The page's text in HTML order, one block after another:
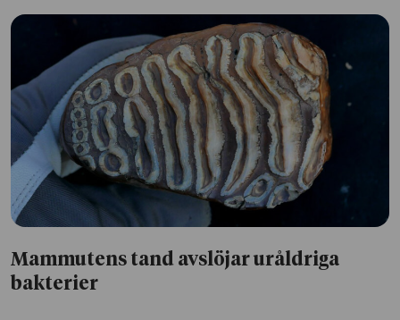
Mammutens tand avslöjar uråldriga
bakterier